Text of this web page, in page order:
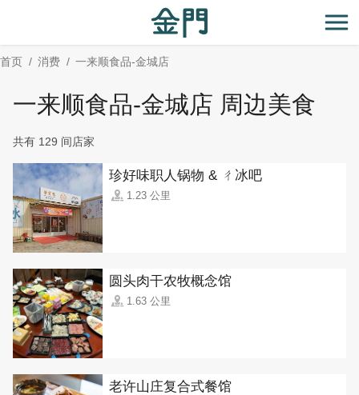
主
要
开
首页 消费 一来顺食品-金城店
一来顺食品-金城店 周边美食
共有 129 间店家
珍好味职人锅物 & ㄔ冰吧
1.23 公里
圆头肉干农牧概念馆
1.63 公里
老许山庄复合式餐馆